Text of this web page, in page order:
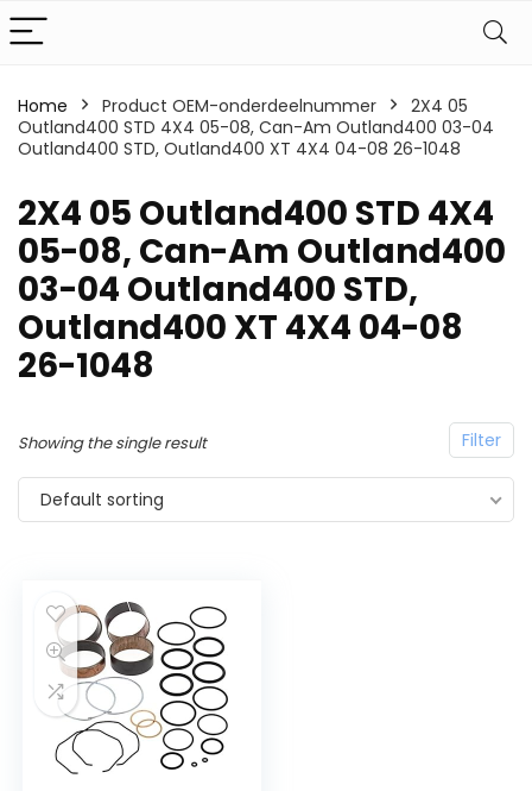
Home Product OEM-onderdeelnummer
2X4 05
Outland400 STD 4X4 05-08, Can-Am Outland400 03-04
Outland400 STD, Outland400 XT 4X4 04-08 26-1048
2X4 05 Outland400 STD 4X4
05-08, Can-Am Outland400
03-04 Outland400 STD,
Outland400 XT 4X4 04-08
26-1048
Filter
Showing the single result
Default sorting